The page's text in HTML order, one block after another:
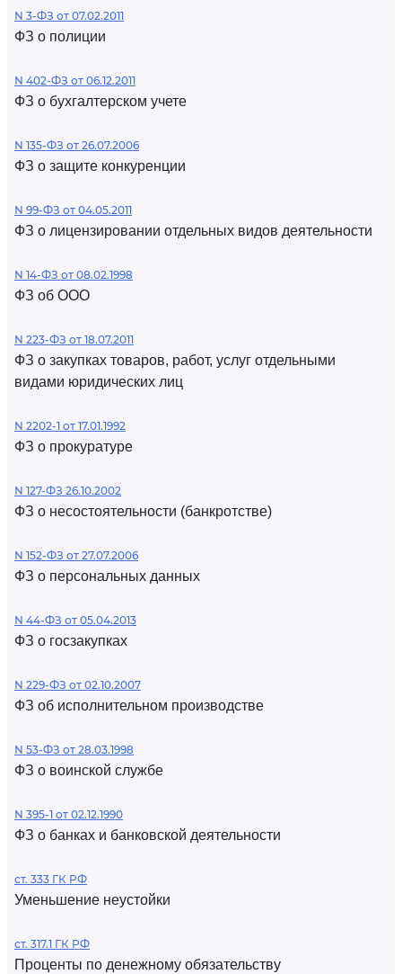
N 3-ФЗ от 07.02.2011
ФЗ о полиции
N 402-ФЗ от 06.12.2011
ФЗ о бухгалтерском учете
N 135-ФЗ от 26.07.2006
ФЗ о защите конкуренции
N 99-ФЗ от 04.05.2011
ФЗ о лицензировании отдельных видов деятельности
N 14-ФЗ от 08.02.1998
ФЗ об ООО
N 223-ФЗ от 18.07.2011
ФЗ о закупках товаров, работ, услуг отдельными
видами юридических лиц
N 2202-1 от 17.01.1992
ФЗ о прокуратуре
N 127-ФЗ 26.10.2002
ФЗ о несостоятельности (банкротстве)
N 152-ФЗ от 27.07.2006
ФЗ о персональных данных
N 44-ФЗ от 05.04.2013
ФЗ о госзакупках
N 229-ФЗ от 02.10.2007
ФЗ об исполнительном производстве
N 53-ФЗ от 28.03.1998
ФЗ о воинской службе
N 395-1 от 02.12.1990
ФЗ о банках и банковской деятельности
ст. 333 ГК РФ
Уменьшение неустойки
ст. 317.1 ГК РФ
Проценты по денежному обязательству